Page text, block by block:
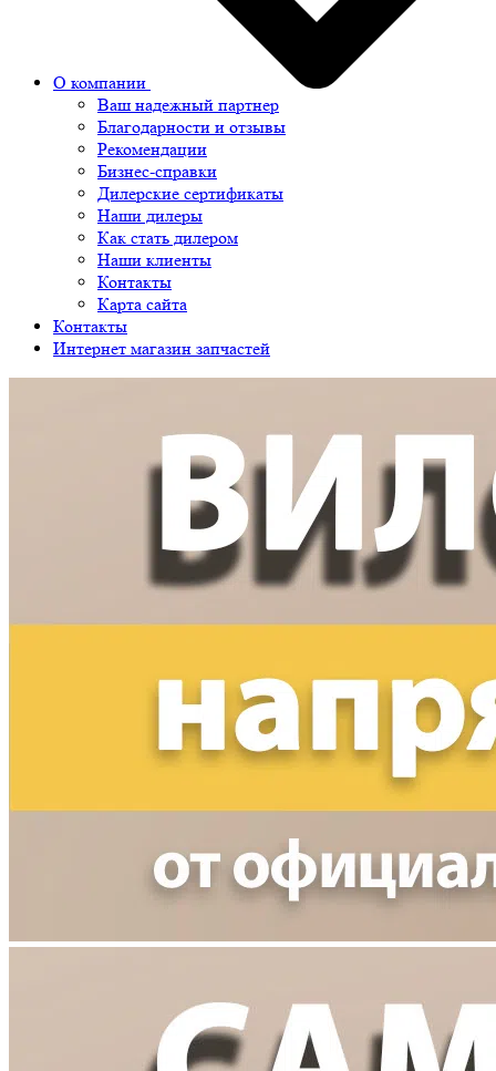
О компании
Ваш надежный партнер
Благодарности и отзывы
Рекомендации
Бизнес-справки
Дилерские сертификаты
Наши дилеры
Как стать дилером
Наши клиенты
Контакты
Карта сайта
Контакты
Интернет магазин запчастей